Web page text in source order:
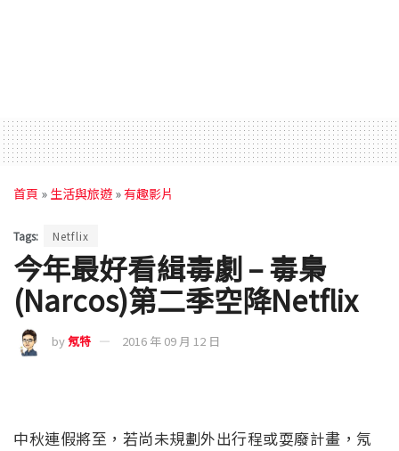
首頁 » 生活與旅遊 »有趣影片
Tags: Netflix
今年最好看緝毒劇 – 毒梟
(Narcos)第二季空降Netflix
by氖特 2016 年 09 月 12 日
中秋連假將至，若尚未規劃外出行程或耍廢計畫，氖